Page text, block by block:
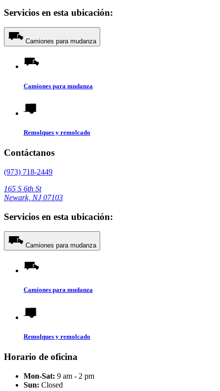
Servicios en esta ubicación:
Camiones para mudanza
Camiones para mudanza
Remolques y remolcado
Contáctanos
(973) 718-2449
165 S 6th St
Newark, NJ 07103
Servicios en esta ubicación:
Camiones para mudanza
Camiones para mudanza
Remolques y remolcado
Horario de oficina
Mon-Sat: 9 am - 2 pm
Sun: Closed